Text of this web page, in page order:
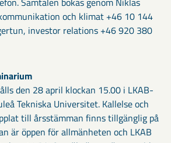
och klimat +46 10 144
investor relations +46 920 380
den 28 april klockan 15.00 i LKAB-
Tekniska Universitet. Kallelse och
till årsstämman finns tillgänglig på
är öppen för allmänheten och LKAB